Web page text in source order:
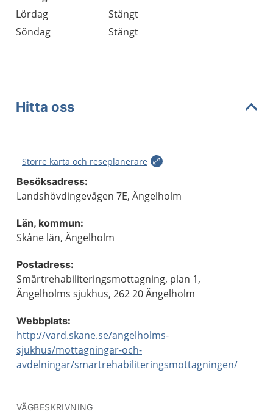
Lördag
Stängt
Söndag
Stängt
Hitta oss
Större karta och reseplanerare
Besöksadress:
Landshövdingevägen 7E, Ängelholm
Län, kommun:
Skåne län, Ängelholm
Postadress:
Smärtrehabiliteringsmottagning, plan 1,
Ängelholms sjukhus, 262 20 Ängelholm
Webbplats:
http://vard.skane.se/angelholms-
sjukhus/mottagningar-och-
avdelningar/smartrehabiliteringsmottagningen/
VÄGBESKRIVNING